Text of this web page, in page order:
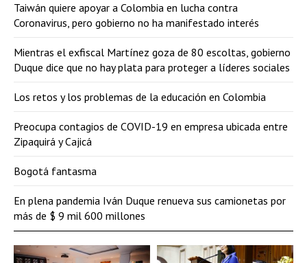
Taiwán quiere apoyar a Colombia en lucha contra
Coronavirus, pero gobierno no ha manifestado interés
Mientras el exfiscal Martínez goza de 80 escoltas, gobierno
Duque dice que no hay plata para proteger a líderes sociales
Los retos y los problemas de la educación en Colombia
Preocupa contagios de COVID-19 en empresa ubicada entre
Zipaquirá y Cajicá
Bogotá fantasma
En plena pandemia Iván Duque renueva sus camionetas por
más de $ 9 mil 600 millones